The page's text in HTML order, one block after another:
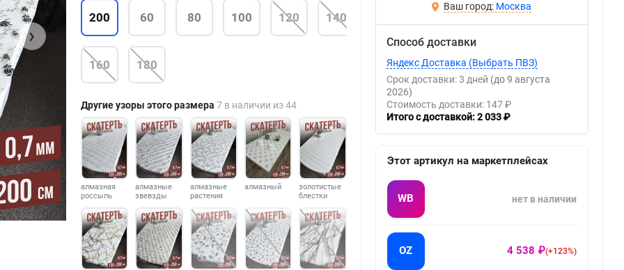
›
200 60 80 100 120 140
160 180
Другие узоры этого размера 7 в наличии из 44
алмазная
россыпь
алмазные
звевзды
алмазные
растения
алмазный
золотистые
блестки
Москва
Способ доставки
Яндекс Доставка (Выбрать ПВЗ)
Срок доставки: 3 дней (до 9 августа
2026)
Стоимость доставки: 147 ₽
Итого с доставкой: 2 033 ₽
Этот артикул на маркетплейсах
WB нет в наличии
OZ 4 538 ₽(+123%)